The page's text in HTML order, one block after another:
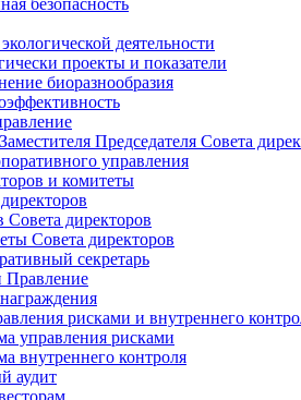
безопасность
деятельности
проекты и показатели
биоразнообразия
Председателя Совета
управления
и комитеты
Совета директоров
Совета директоров
секретарь
Правление
рисками и внутреннего
управления рисками
внутреннего контроля
аудит